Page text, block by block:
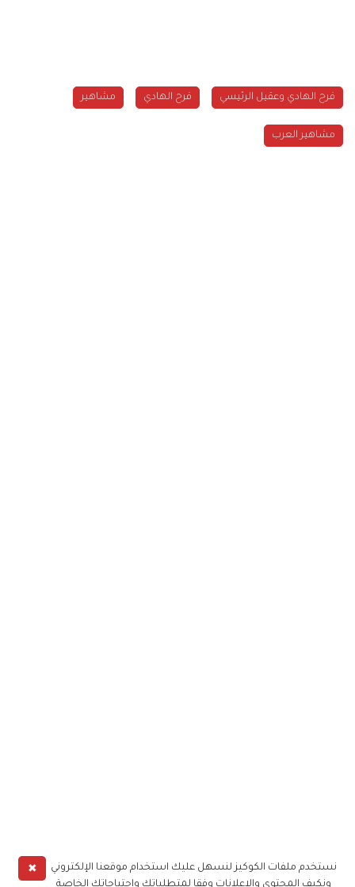
فرح الهادي وعقيل الرئيسي فرح الهادي مشاهير
مشاهير العرب
✖
نستخدم ملفات الكوكيز لنسهل عليك استخدام موقعنا الإلكتروني
ونكيف المحتوى والإعلانات وفقا لمتطلباتك واحتياجاتك الخاصة